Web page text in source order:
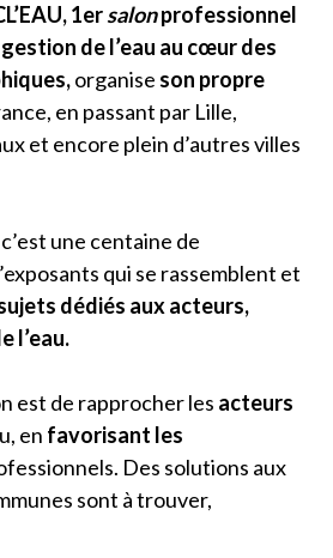
1ersalonprofessionnel
de l’eau au cœur des
organise son propre
en passant par Lille,
et encore plein d’autres villes
c’est une centaine de
qui se rassemblent et
dédiés aux acteurs,
l’eau.
est de rapprocher les acteurs
en favorisant les
Des solutions aux
sont à trouver,